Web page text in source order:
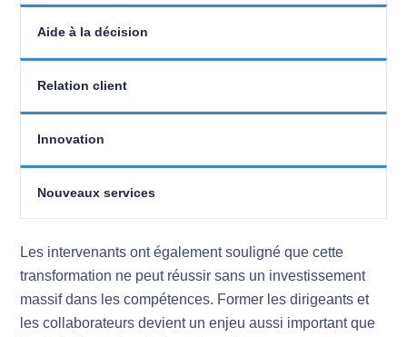
Aide à la décision
Relation client
Innovation
Nouveaux services
Les intervenants ont également souligné que cette
transformation ne peut réussir sans un investissement
massif dans les compétences. Former les dirigeants et
les collaborateurs devient un enjeu aussi important que